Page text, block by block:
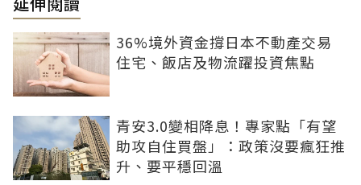
36%境外資金撐日本不動產交易
住宅、飯店及物流躍投資焦點
青安3.0變相降息！專家點「有望
助攻自住買盤」：政策沒要瘋狂推
升、要平穩回溫